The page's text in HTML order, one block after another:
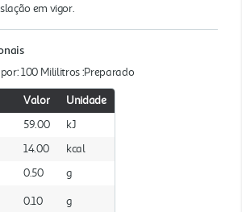
em vigor.
100 Mililitros :Preparado
Valor
Unidade
59.00
kJ
14.00
kcal
0.50
g
0.10
g